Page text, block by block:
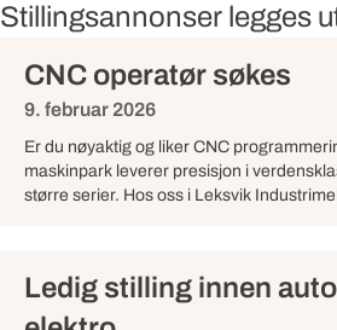
Stillingsannonser legges
CNC operatør søkes
9. februar 2026
Er du nøyaktig og liker CNC
maskinpark leverer presisjon i
større serier. Hos oss i Leksvik
Ledig stilling innen